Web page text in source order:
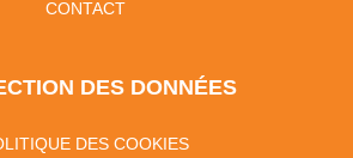
CONTACT
DES DONNÉES
DES COOKIES